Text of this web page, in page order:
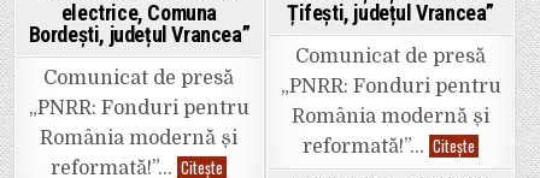
puncte
reîncărcare
vehicule
electrice
Comuna
Bolotești
și
Comuna
Țifești,
județul
electrice, Comuna
Bordești, județul Vrancea”
Comunicat de presă
„PNRR: Fonduri pentru
România modernă și
reformată!”… Citește Primăria
Țifești, județul Vrancea”
Comunicat de presă
„PNRR: Fonduri pentru
România modernă și
reformată!”… Citește
COMUNA